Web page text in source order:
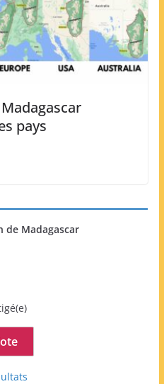
pays
de Madagascar